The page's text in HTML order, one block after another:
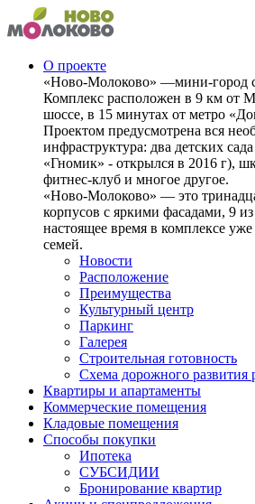
О проекте
«Ново-Молоково» —мини-город
Комплекс расположен в 9 км
шоссе, в 15 минутах от метро
Проектом предусмотрена вся
инфраструктура: два детских
«Гномик» - открылся в 2016 г),
фитнес-клуб и многое другое.
«Ново-Молоково» — это
корпусов с яркими фасадами, 9
настоящее время в комплексе
семей.
Новости
Расположение
Преимущества
Культурный центр
Паркинг
Галерея
Строительная готовность
Схема дорожного развития
Квартиры и апартаменты
Коммерческие помещения
Кладовые помещения
Способы покупки
Ипотека
СУБСИДИИ
Бронирование квартир